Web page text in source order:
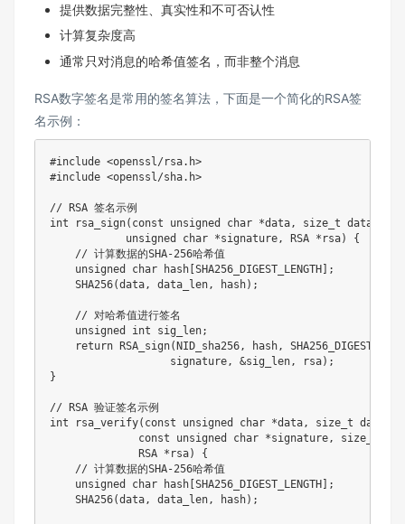
提供数据完整性、真实性和不可否认性
计算复杂度高
通常只对消息的哈希值签名，而非整个消息
RSA数字签名是常用的签名算法，下面是一个简化的RSA签
名示例：
#include <openssl/rsa.h>
#include <openssl/sha.h>
// RSA 签名示例
int
rsa_sign( const unsigned char *data , size_t data_len
unsigned
char *signature , RSA * rsa)
{
// 计算数据的SHA-256哈希值
unsigned
char hash [SHA256_DIGEST_LENGTH] ;
SHA256(data , data_len , hash) ;
// 对哈希值进行签名
unsigned
int sig_len;
return RSA_sign(NID_sha256 , hash ,
                   signature
, &sig_len , rsa) ;
}
// RSA 验证签名示例
int
rsa_verify( const unsigned char *data , size_t
const
unsigned char *signature , size_t
              RSA
* rsa)
{
// 计算数据的SHA-256哈希值
unsigned
char hash [SHA256_DIGEST_LENGTH] ;
SHA256(data , data_len , hash) ;